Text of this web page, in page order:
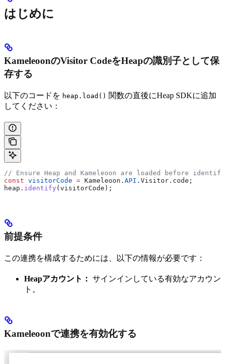
はじめに
KameleoonのVisitor CodeをHeapの識別子として保
存する
以下のコードを heap.load() 関数の直後にHeap SDKに追加
してください：
// Ensure Heap and Kameleoon are loaded before
const visitorCode = Kameleoon . API . Visitor . code ;
heap . identify (visitorCode );
前提条件
この連携を構成するためには、以下の情報が必要です：
Heapアカウント： サインインしている有効なアカウン
ト。
Kameleoonで連携を有効化する